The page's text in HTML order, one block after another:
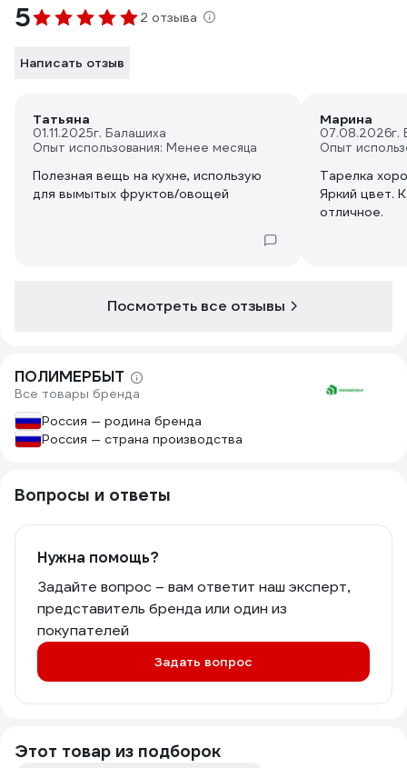
5 2 отзыва
Написать отзыв
Татьяна
01.11.2025г. Балашиха
Опыт использования: Менее месяца
Полезная вещь на кухне, использую
для вымытых фруктов/овощей
Марина
07.08.2026г.
Опыт
Тарелка
Яркий цвет.
отличное.
Посмотреть все отзывы
ПОЛИМЕРБЫТ
Все товары бренда
Россия — родина бренда
Россия — страна производства
Вопросы и ответы
Нужна помощь?
Задайте вопрос – вам ответит наш эксперт,
представитель бренда или один из
покупателей
Задать вопрос
Этот товар из подборок